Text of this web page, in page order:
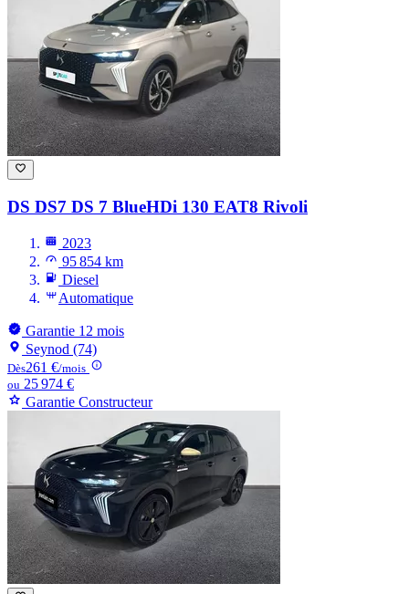
DS DS7 DS 7 BlueHDi 130 EAT8 Rivoli
2023
95 854 km
Diesel
Automatique
Garantie 12 mois
Seynod (74)
Dès261 €/mois
ou 25 974 €
Garantie Constructeur